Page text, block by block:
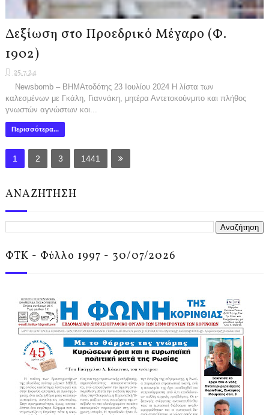
Δεξίωση στο Προεδρικό Μέγαρο (Φ.
1902)
25.7.24
Newsbomb – ΒΗΜΑτοδότης 23 Ιουλίου 2024 Η λίστα των
καλεσμένων με Γκάλη, Γιαννάκη, μητέρα Αντετοκούνμπο και πλήθος
γνωστών αγνώστων κοι...
Περισσότερα...
1 2 3 1441
ΑΝΑΖΗΤΗΣΗ
ΦΤΚ - Φύλλο 1997 - 30/07/2026